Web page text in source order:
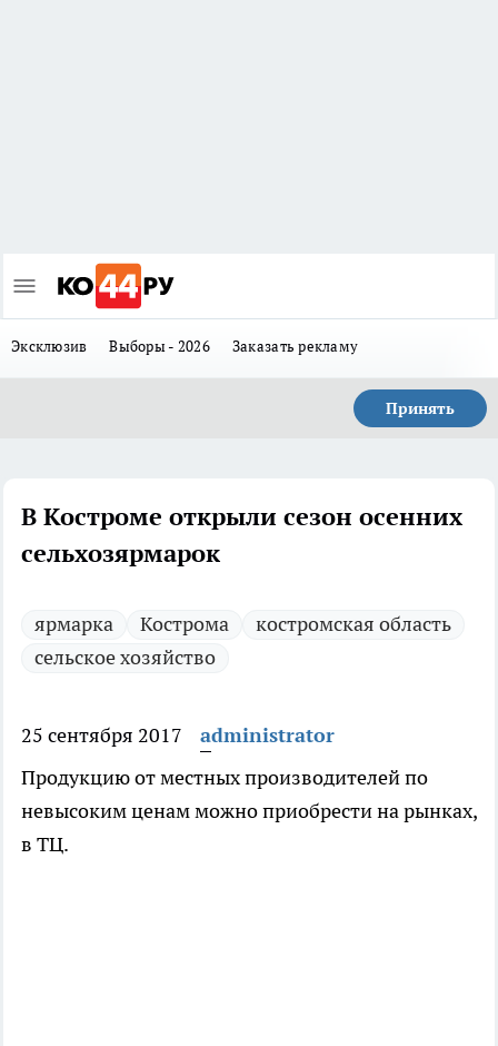
Эксклюзив Выборы - 2026 Заказать рекламу
Принять
В Костроме открыли сезон осенних
сельхозярмарок
ярмарка Кострома
костромская область
сельское хозяйство
25 сентября 2017
administrator
Продукцию от местных производителей по
невысоким ценам можно приобрести на рынках,
в ТЦ.